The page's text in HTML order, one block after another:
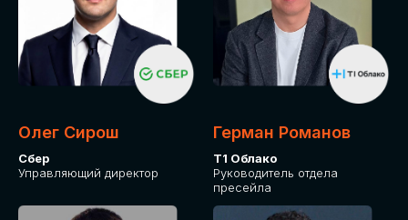
Олег Сирош
Сбер
Управляющий директор
Герман Романов
Т1 Облако
Руководитель отдела
пресейла